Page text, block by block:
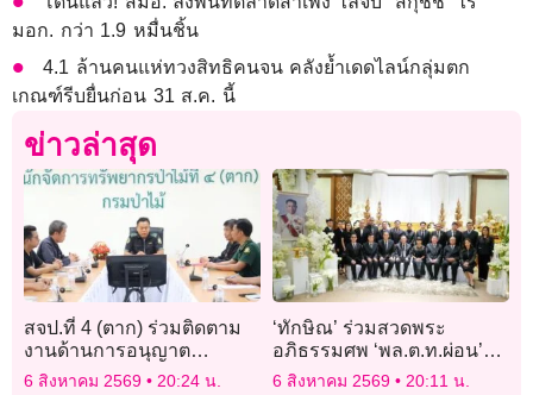
มอก. กว่า 1.9 หมื่นชิ้น
4.1 ล้านคนแห่ทวงสิทธิคนจน คลังย้ำเดดไลน์กลุ่มตก
เกณฑ์รีบยื่นก่อน 31 ส.ค. นี้
ข่าวล่าสุด
สจป.ที่ 4 (ตาก) ร่วมติดตาม
งานด้านการอนุญาต
อุตสาหกรรมไม้ ยกระดับ
6 สิงหาคม 2569 20:24 น.
‘ทักษิณ’ ร่วมสวดพระ
อภิธรรมศพ ‘พล.ต.ท.ผ่อน’
พ่อตา ‘อดีตนายกฯเศรษฐา’
6 สิงหาคม 2569 20:11 น.